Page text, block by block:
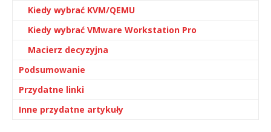
Kiedy wybrać KVM/QEMU
Kiedy wybrać VMware Workstation Pro
Macierz decyzyjna
Podsumowanie
Przydatne linki
Inne przydatne artykuły